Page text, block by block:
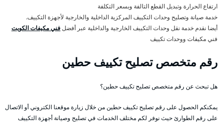
ارتفاع الحرارة وتبديل القطع التالفة وبسعر التكلفة
خدمة صيانة وتصليح وحدات التكييف المركزية الداخلية والخارجية لأجهزة التكييف.
أيضا نقدم خدمة نقل وحدات التكييف الخارجية والداخلية عبر أفضلفني مكيفات الكويت
فني مكيفات ووحدات تكييف
رقم متخصص تصليح تكييف حطين
هل تبحث عن رقم متخصص تصليح تكييف حطين؟
يمكنكم الحصول على رقم تصليح تكييف حطين من خلال زيارة موقعنا الكتروني أو الاتصال
على رقم الطوارئ حيث نوفر لكم مختلف الخدمات في تصليح وصيانة أجهزة التكييف